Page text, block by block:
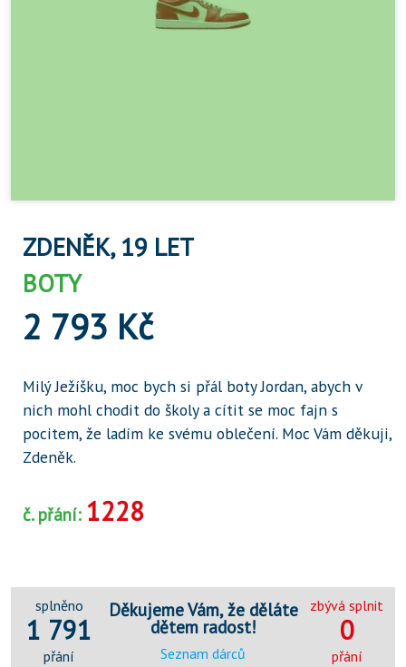
ZDENĚK, 19 LET
BOTY
2 793 Kč
Milý Ježíšku, moc bych si přál boty Jordan, abych v
nich mohl chodit do školy a cítit se moc fajn s
pocitem, že ladím ke svému oblečení. Moc Vám děkuji,
Zdeněk.
č. přání: 1228
splněno
1 791
přání
Děkujeme Vám, že děláte
dětem radost!
Seznam dárců
zbývá splnit
0
přání